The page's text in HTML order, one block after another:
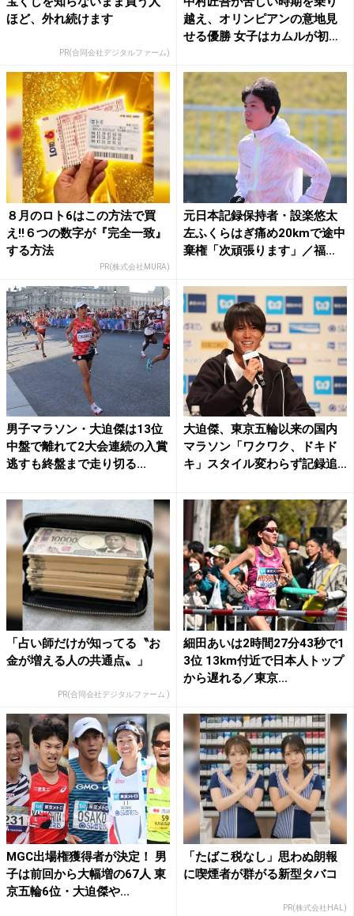
ほど、外れ続けます
PR(合同会社デジタルファーム)
越え、オリンピアンの意地見
せる優勝 女子はカムルが初
８月のロト6はこの方法で買
え!!６つの数字が『完全一致』
する方法
PR(株式会社MURA)
元日本記録保持者・設楽悠太
左ふくらはぎ痛め20kmで途中
棄権「次頑張ります」／福...
男子マラソン・大迫傑は13位
中盤で離れて2大会連続の入賞
逃すも終盤まで走り切る...
大迫傑、東京五輪以来の国内
マラソン「ワクワク、ドキド
キ」スタイル変わらず記録追
「占い師だけが知ってる〝お
金が増える人の共通点〟」
PR(合同会社デジタルファーム )
細田あいは2時間27分43秒で1
3位 13km付近で日本人トップ
から遅れる／東京...
MGC出場権獲得者が決定！ 男
子は前回から大幅増の67人 東
京五輪6位・大迫傑や...
「たばこ税なし」思わぬ朗報
に喫煙者が群がる新型タバコ
PR(株式会社HAL)